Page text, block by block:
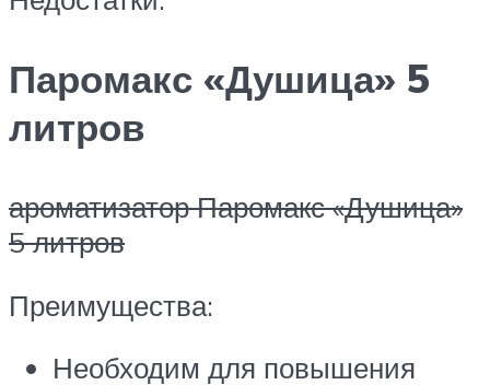
Паромакс «Душица» 5
литров
ароматизатор Паромакс «Душица»
5 литров
Преимущества:
Необходим для повышения